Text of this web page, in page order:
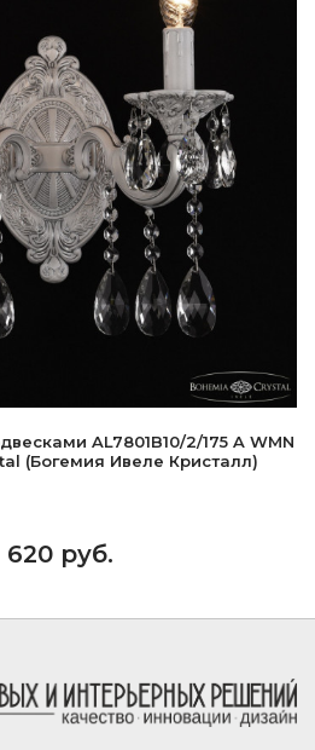
AL7801B10/2/175 A WMN
(Богемия Ивеле Кристалл)
620 руб.